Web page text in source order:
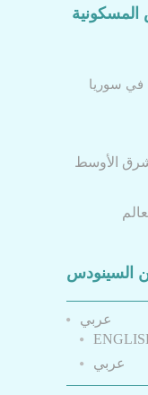
في سوريا
السينودس
عربي
عربي